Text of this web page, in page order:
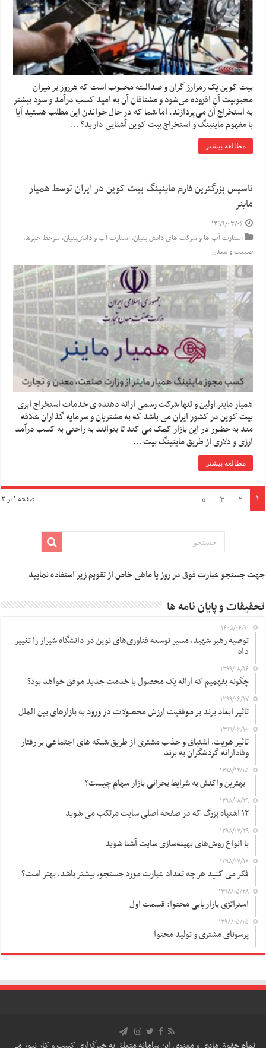
بیت کوین یک رمزارز گران و صدالبته محبوب است که هرروز بر میزان
محبوبیت آن افزوده می‌شود و مشتاقان آن به امید کسب درآمد و سود بیشتر
به استخراج آن می‌پردازند. اما شما که در حال خواندن این مطلب هستید آیا
با مفهوم ماینینگ و استخراج بیت کوین آشنایی دارید؟ …
مطالعه بیشتر
تاسیس بزرگترین فارم ماینینگ بیت کوین در ایران توسط همیار
ماینر
۱۳۹۹/۰۳/۰۶
استارت آپ ها و شرکت های دانش بنیان,استارت آپ‌ و دانش‌بنیان‌,سرخط خبرها,
صنعت و معدن
همیار ماینر اولین و تنها شرکت رسمی ارائه دهنده ی خدمات استخراج ابری
بیت کوین در کشور ایران می باشد که به مشتریان و سرمایه گذاران علاقه
مند به حضور در این بازار کمک می کند تا بتوانند به راحتی به کسب درآمد
ارزی و دلاری از طریق ماینینگ بیت …
مطالعه بیشتر
صفحه ۱ از ۳ ۱ ۲ ۳ »
جهت جستجو عبارت فوق در روز یا ماهی خاص از تقویم زیر استفاده نمایید
تحقیقات و پایان نامه ها
۱۴۰۵/۰۴/۱۰
توصیه رهبر شهید، مسیر توسعه فناوری‌های نوین در دانشگاه شیراز را تغییر
داد
۱۳۹۹/۰۸/۱۴
چگونه بفهمیم که ارائه یک محصول یا خدمت جدید موفق خواهد بود؟
۱۳۹۹/۰۶/۱۷
تاثیر ابعاد برند بر موفقیت ارزش محصولات در ورود به بازارهای بین الملل
۱۳۹۹/۰۶/۱۶
تاثیر هویت، اشتیاق و جذب مشتری از طریق شبکه های اجتماعی بر رفتار
وفادارانه گردشگران به برند
۱۳۹۸/۱۲/۱۵
بهترین واکنش به شرایط بحرانی بازار سهام چیست؟
۱۳۹۸/۰۸/۲۹
۱۲ اشتباه بزرگ که در صفحه اصلی سایت مرتکب می شوید
۱۳۹۸/۰۷/۲۹
با انواع روش‌های بهینه‌سازی سایت آشنا شوید
۱۳۹۸/۰۷/۱۶
فکر می کنید هر چه تعداد عبارت مورد جستجو، بیشتر باشد، بهتر است؟
۱۳۹۸/۰۵/۲۸
استراتژی بازاریابی محتوا: قسمت اول
۱۳۹۸/۰۵/۱۵
پرسونای مشتری و تولید محتوا